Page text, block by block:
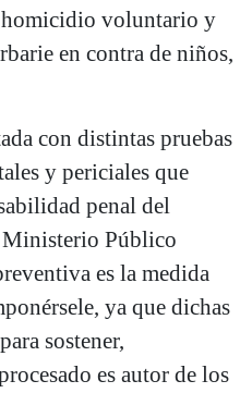
voluntario y
en contra de niños,
con distintas pruebas
y periciales que
penal del
Público
es la medida
ya que dichas
sostener,
es autor de los